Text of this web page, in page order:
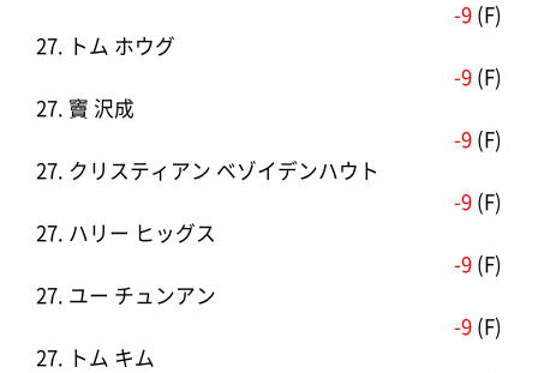
-9 (F)
27. トム ホウグ
-9 (F)
27. 竇 沢成
-9 (F)
27. クリスティアン ベゾイデンハウト
-9 (F)
27. ハリー ヒッグス
-9 (F)
27. ユー チュンアン
-9 (F)
27. トム キム